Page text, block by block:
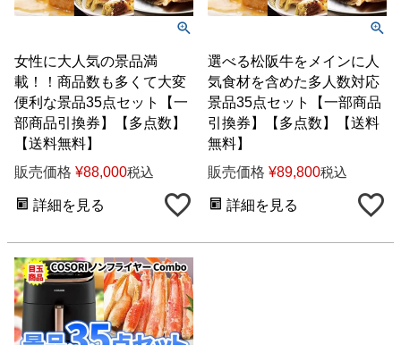
女性に大人気の景品満
載！！商品数も多くて大変
便利な景品35点セット【一
部商品引換券】【多点数】
【送料無料】
販売価格 ¥88,000税込
詳細を見る
選べる松阪牛をメインに人
気食材を含めた多人数対応
景品35点セット【一部商品
引換券】【多点数】【送料
無料】
販売価格 ¥89,800税込
詳細を見る